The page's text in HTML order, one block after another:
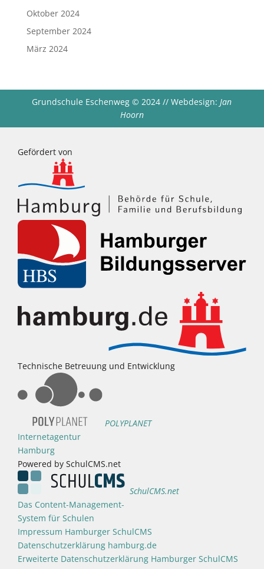
Oktober 2024
September 2024
März 2024
Grundschule Eschenweg© 2024 // Webdesign:Jan
Hoorn
Gefördert von
Technische Betreuung und Entwicklung
POLYPLANET
Internetagentur
Hamburg
Powered by SchulCMS.net
SchulCMS.net
Das Content-Management-
System für Schulen
Impressum Hamburger SchulCMS
Datenschutzerklärung hamburg.de
Erweiterte Datenschutzerklärung Hamburger SchulCMS